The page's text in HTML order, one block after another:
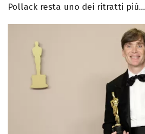
Pollack resta uno dei ritratti più...